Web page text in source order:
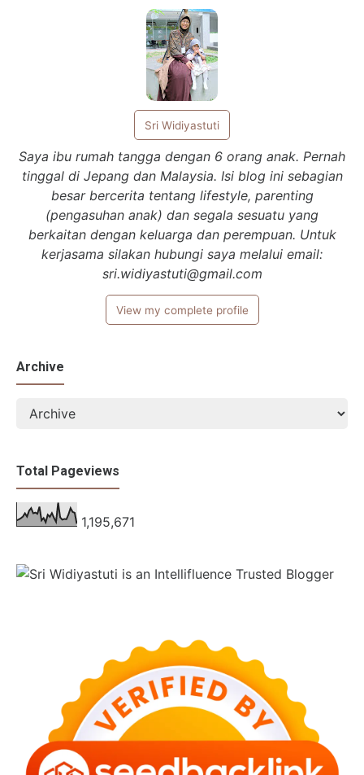
Sri Widiyastuti
Saya ibu rumah tangga dengan 6 orang anak. Pernah
tinggal di Jepang dan Malaysia. Isi blog ini sebagian
besar bercerita tentang lifestyle, parenting
(pengasuhan anak) dan segala sesuatu yang
berkaitan dengan keluarga dan perempuan. Untuk
kerjasama silakan hubungi saya melalui email:
sri.widiyastuti@gmail.com
View my complete profile
Archive
Total Pageviews
1,195,671